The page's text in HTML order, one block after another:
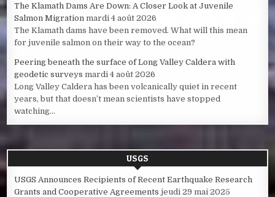
The Klamath Dams Are Down: A Closer Look at Juvenile
Salmon Migration mardi 4 août 2026
The Klamath dams have been removed. What will this mean
for juvenile salmon on their way to the ocean?
Peering beneath the surface of Long Valley Caldera with
geodetic surveys mardi 4 août 2026
Long Valley Caldera has been volcanically quiet in recent
years, but that doesn’t mean scientists have stopped
watching...
USGS
USGS Announces Recipients of Recent Earthquake Research
Grants and Cooperative Agreements jeudi 29 mai 2025